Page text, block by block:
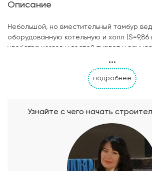
Описание
Небольшой, но вместительный тамбур
оборудованную котельную и холл (S=9,86
удобства хозяев и гостей туалет и
гардеробная комната, соседствующая с
хозяйственно-бытовых принадлежностей.
размещаются две хорошо освещенные
объединены в одно помещение, здесь же
отдельный выход на летнюю террасу
открывающую вид на сад. Как с главного
двора дома можно попасть в
оборудованный автоматическими
...
подробнее
Узнайте с чего начать